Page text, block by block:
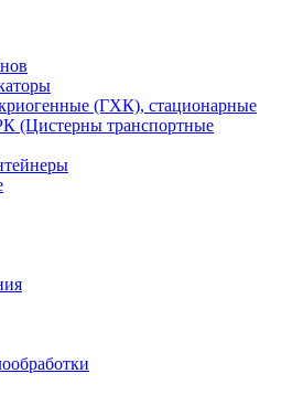
(ГХК), стационарные
(Цистерны транспортные